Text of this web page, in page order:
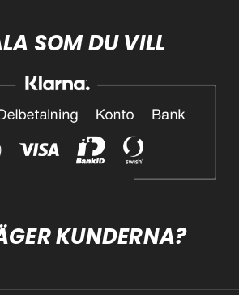
SOM DU VILL
KUNDERNA?